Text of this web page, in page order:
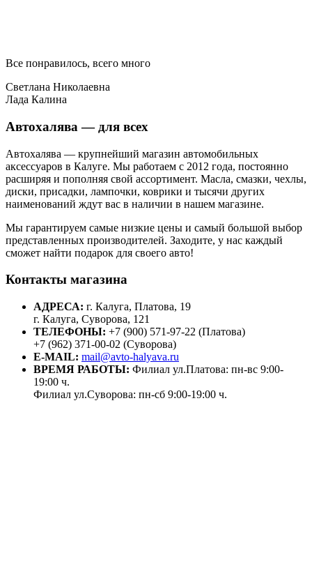
Все понравилось, всего много
Светлана Николаевна
Лада Калина
Автохалява — для всех
Автохалява — крупнейший магазин автомобильных
аксессуаров в Калуге. Мы работаем с 2012 года, постоянно
расширяя и пополняя свой ассортимент. Масла, смазки, чехлы,
диски, присадки, лампочки, коврики и тысячи других
наименований ждут вас в наличии в нашем магазине.
Мы гарантируем самые низкие цены и самый большой выбор
представленных производителей. Заходите, у нас каждый
сможет найти подарок для своего авто!
Контакты магазина
АДРЕСА: г. Калуга, Платова, 19
г. Калуга, Суворова, 121
ТЕЛЕФОНЫ: +7 (900) 571-97-22 (Платова)
+7 (962) 371-00-02 (Суворова)
E-MAIL: mail@avto-halyava.ru
ВРЕМЯ РАБОТЫ: Филиал ул.Платова: пн-вс 9:00-
19:00 ч.
Филиал ул.Суворова: пн-сб 9:00-19:00 ч.